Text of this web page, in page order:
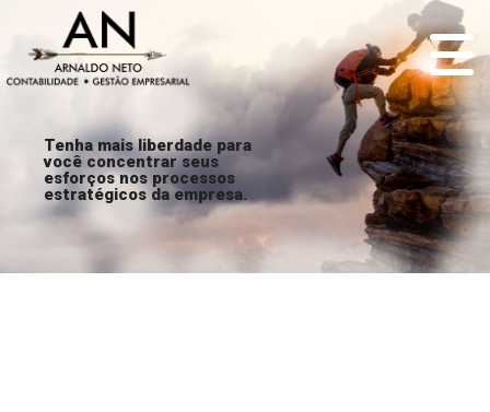
Tenha mais liberdade para
você concentrar seus
esforços nos processos
estratégicos da empresa.